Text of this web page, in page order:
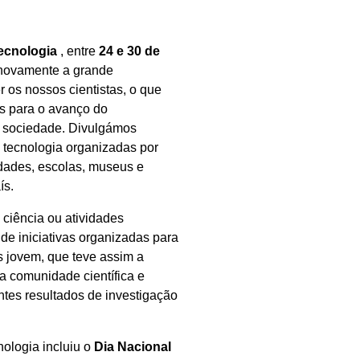
, entre 24 e 30 de
a grande
os nossos cientistas, o que
para o avanço do
Divulgámos
organizadas por
escolas, museus e
ou atividades
iniciativas organizadas para
que teve assim a
comunidade científica e
resultados de investigação
incluiu o Dia Nacional